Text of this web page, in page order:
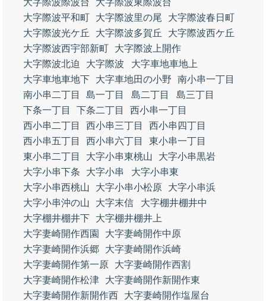
大字際波際波台
大字際波東際波台
大字際波平和町
大字際波里の尾
大字際波春日町
大字際波光ケ丘
大字際波多賀丘
大字際波西ケ丘
大字際波西宇部新町
大字際波上開作
大字際波北迫
大字際波
大字車地車地上
大字車地車地下
大字車地田の小野
南小串一丁目
南小串二丁目
島一丁目 島二丁目
島三丁目
下条一丁目
下条二丁目
西小串一丁目
西小串二丁目
西小串三丁目
西小串四丁目
西小串五丁目
西小串六丁目
東小串一丁目
東小串二丁目
大字小串東桃山
大字小串黒岩
大字小串下条
大字小串
大字小串東
大字小串西桃山
大字小串小松原
大字小串浜
大字小串沖の山
大字末信
大字棚井棚井中
大字棚井棚井下
大字棚井棚井上
大字妻崎開作西園
大字妻崎開作中原
大字妻崎開作浜郷
大字妻崎開作浜崎
大字妻崎開作第一原
大字妻崎開作西割
大字妻崎開作松津
大字妻崎開作新開作東
大字妻崎開作新開作西
大字妻崎開作塩屋台